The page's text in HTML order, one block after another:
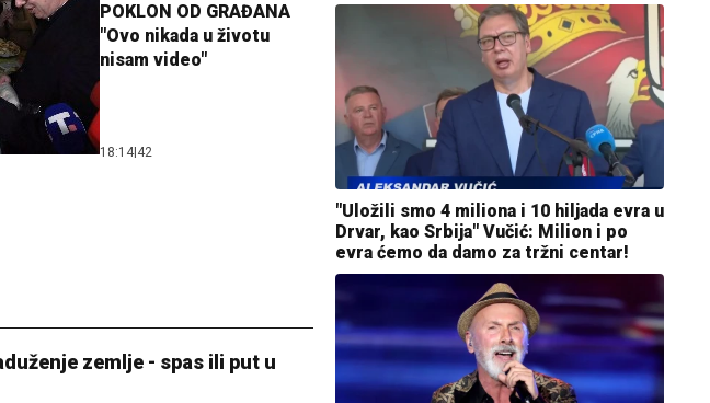
POKLON OD GRAĐANA
"Ovo nikada u životu
nisam video"
18:14 42
zemlje - spas ili put u
"Uložili smo 4 miliona i 10 hiljada evra u
Drvar, kao Srbija" Vučić: Milion i po
evra ćemo da damo za tržni centar!